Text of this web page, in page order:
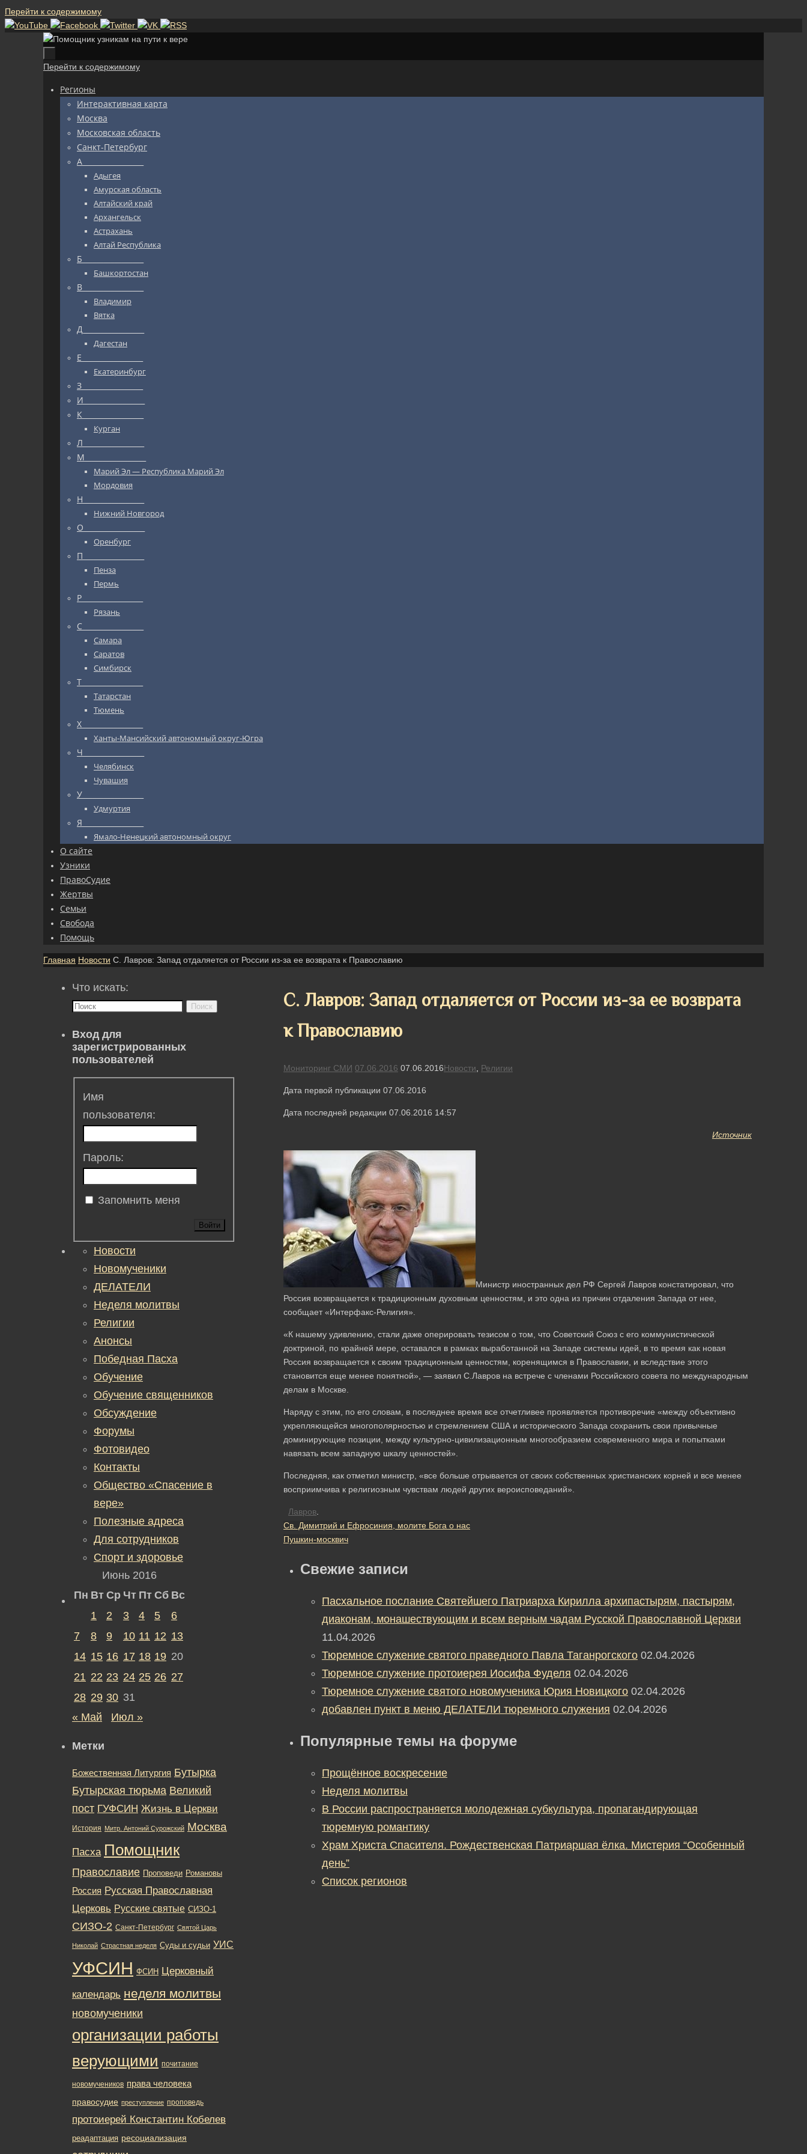
Перейти к содержимому
Перейти к содержимому
Регионы
Интерактивная карта
Москва
Московская область
Санкт-Петербург
А_________________
Адыгея
Амурская область
Алтайский край
Архангельск
Астрахань
Алтай Республика
Б_________________
Башкортостан
В_________________
Владимир
Вятка
Д_________________
Дагестан
Е_________________
Екатеринбург
З_________________
И_________________
К_________________
Курган
Л_________________
М_________________
Марий Эл — Республика Марий Эл
Мордовия
Н_________________
Нижний Новгород
О_________________
Оренбург
П_________________
Пенза
Пермь
Р_________________
Рязань
С_________________
Самара
Саратов
Симбирск
Т_________________
Татарстан
Тюмень
Х_________________
Ханты-Мансийский автономный округ-Югра
Ч_________________
Челябинск
Чувашия
У_________________
Удмуртия
Я_________________
Ямало-Ненецкий автономный округ
О сайте
Узники
ПравоСудие
Жертвы
Семьи
Свобода
Помощь
Главная Новости С. Лавров: Запад отдаляется от России из-за ее возврата к Православию
С. Лавров: Запад отдаляется от России из-за ее возврата
к Православию
Мониторинг СМИ 07.06.2016 07.06.2016Новости Религии
Дата первой публикации 07.06.2016
Дата последней редакции 07.06.2016 14:57
Источник
Министр иностранных дел РФ Сергей Лавров констатировал, что
Россия возвращается к традиционным духовным ценностям, и это одна из причин отдаления Запада от нее,
сообщает «Интерфакс-Религия».
«К нашему удивлению, стали даже оперировать тезисом о том, что Советский Союз с его коммунистической
доктриной, по крайней мере, оставался в рамках выработанной на Западе системы идей, в то время как новая
Россия возвращается к своим традиционным ценностям, коренящимся в Православии, и вследствие этого
становится еще менее понятной», — заявил С.Лавров на встрече с членами Российского совета по международным
делам в Москве.
Наряду с этим, по его словам, в последнее время все отчетливее проявляется противоречие «между объективно
укрепляющейся многополярностью и стремлением США и исторического Запада сохранить свои привычные
доминирующие позиции, между культурно-цивилизационным многообразием современного мира и попытками
навязать всем западную шкалу ценностей».
Последняя, как отметил министр, «все больше отрывается от своих собственных христианских корней и все менее
восприимчива к религиозным чувствам людей других вероисповеданий».
Лавров
Св. Димитрий и Ефросиния, молите Бога о нас
Пушкин-москвич
Свежие записи
Пасхальное послание Святейшего Патриарха Кирилла архипастырям, пастырям,
диаконам, монашествующим и всем верным чадам Русской Православной Церкви
11.04.2026
Тюремное служение святого праведного Павла Таганрогского 02.04.2026
Тюремное служение протоиерея Иосифа Фуделя 02.04.2026
Тюремное служение святого новомученика Юрия Новицкого 02.04.2026
добавлен пункт в меню ДЕЛАТЕЛИ тюремного служения 02.04.2026
Популярные темы на форуме
Прощённое воскресение
Неделя молитвы
В России распространяется молодежная субкультура, пропагандирующая
тюремную романтику
Храм Христа Спасителя. Рождественская Патриаршая ёлка. Мистерия “Особенный
день”
Список регионов
Что искать:
Поиск
Вход для
зарегистрированных
пользователей
Имя
пользователя:
Пароль:
Запомнить меня
Войти
Новости
Новомученики
ДЕЛАТЕЛИ
Неделя молитвы
Религии
Анонсы
Победная Пасха
Обучение
Обучение священников
Обсуждение
Форумы
Фотовидео
Контакты
Общество «Спасение в
вере»
Полезные адреса
Для сотрудников
Спорт и здоровье
Июнь 2016
Пн Вт Ср Чт Пт Сб Вс
1
2 3 4 5
6
7
8 9 10 11 12 13
14 15 16 17 18 19 20
21 22 23 24 25 26 27
28 29 30 31
« Май
Июл »
Метки
Божественная Литургия Бутырка
Бутырская тюрьма Великий
пост ГУФСИН Жизнь в Церкви
История Митр. Антоний Сурожский Москва
Пасха Помощник
Православие Проповеди Романовы
Россия Русская Православная
Церковь Русские святые СИЗО-1
СИЗО-2 Санкт-Петербург Святой Царь
Николай Страстная неделя Суды и судьи УИС
УФСИН ФСИН Церковный
календарь неделя молитвы
новомученики
организации работы
верующими почитание
новомучеников права человека
правосудие преступление проповедь
протоиерей Константин Кобелев
реадаптация ресоциализация